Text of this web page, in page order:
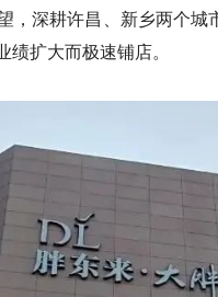
，深耕许昌、新乡两个
扩大而极速铺店。